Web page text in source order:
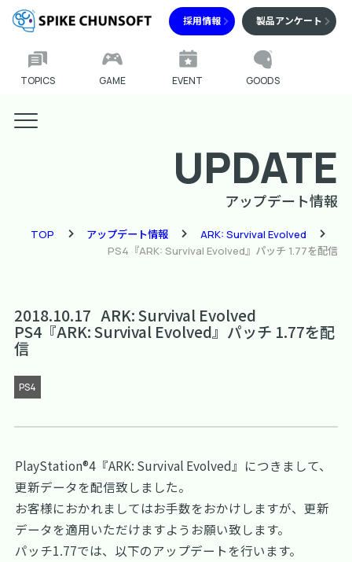
採用情報 製品アンケート
TOPICS GAME EVENT GOODS
UPDATE
アップデート情報
TOP アップデート情報
ARK: Survival Evolved
PS4『ARK: Survival Evolved』パッチ 1.77を配信
2018.10.17 ARK: Survival Evolved
PS4『ARK: Survival Evolved』パッチ 1.77を配
信
PS4
PlayStation®4『ARK: Survival Evolved』につきまして、
更新データを配信致しました。
お客様におかれましてはお手数をおかけしますが、更新
データを適用いただけますようお願い致します。
パッチ1.77では、以下のアップデートを行います。